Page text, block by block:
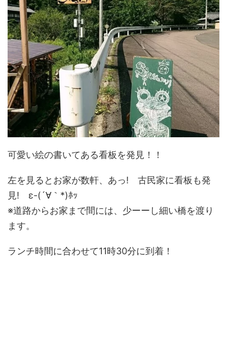
可愛い絵の書いてある看板を発見！！
左を見るとお家が数軒、あっ! 古民家に看板も発
見! ε-(´∀｀*)ﾎｯ
※道路からお家まで間には、少ーーし細い橋を渡り
ます。
ランチ時間に合わせて11時30分に到着！